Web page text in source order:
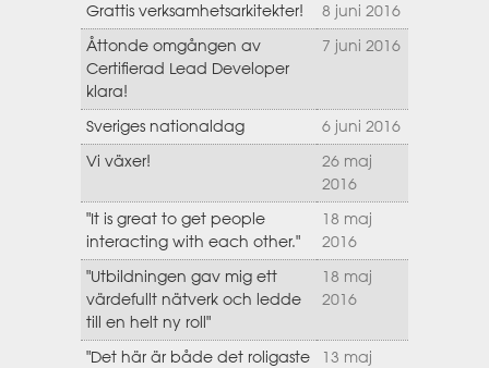
Grattis verksamhetsarkitekter!
8 juni 2016
Åttonde omgången av
Certifierad Lead Developer
klara!
7 juni 2016
Sveriges nationaldag
6 juni 2016
Vi växer!
26 maj
2016
"It is great to get people
interacting with each other."
18 maj
2016
"Utbildningen gav mig ett
värdefullt nätverk och ledde
till en helt ny roll"
18 maj
2016
"Det här är både det roligaste
13 maj